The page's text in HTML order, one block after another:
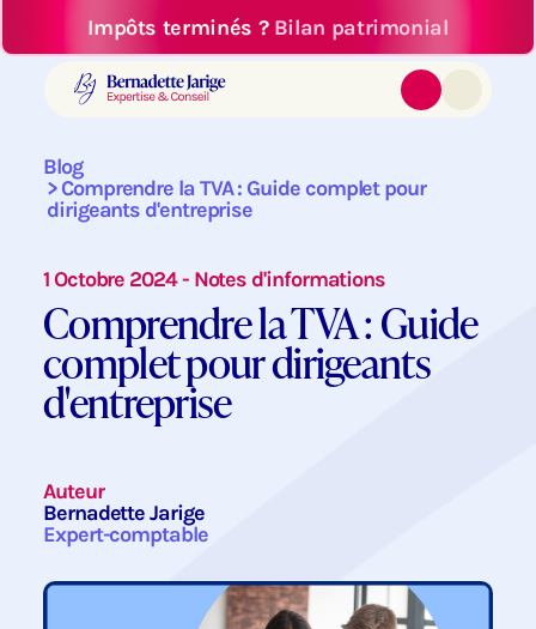
Blog
Comprendre la TVA : Guide complet pour
dirigeants d'entreprise
1 Octobre 2024 - Notes d'informations
Comprendre la TVA : Guide
complet pour dirigeants
d'entreprise
Auteur
Bernadette Jarige
Expert-comptable
Impôts terminés ?Bilan patrimonial